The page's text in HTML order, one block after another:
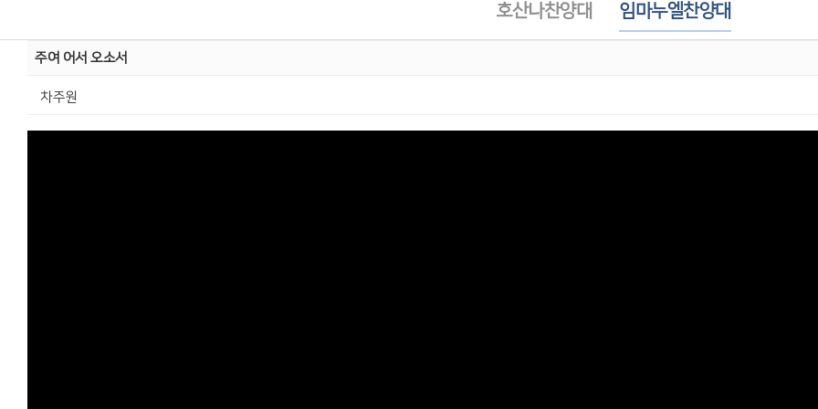
호산나찬양대 임마누엘찬양대
주여 어서 오소서
차주원